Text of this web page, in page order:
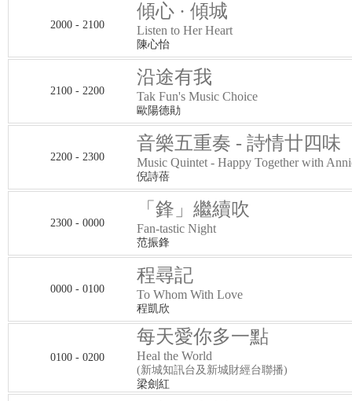
2000 - 2100
傾心 · 傾城
Listen to Her Heart
陳心怡
2100 - 2200
沿途有我
Tak Fun's Music Choice
歐陽德勛
2200 - 2300
音樂五重奏 - 詩情廿四味
Music Quintet - Happy Together with
倪詩蓓
2300 - 0000
「鋒」繼續吹
Fan-tastic Night
范振鋒
0000 - 0100
程尋記
To Whom With Love
程凱欣
0100 - 0200
每天愛你多一點
Heal the World
(新城知訊台及新城財經台聯播)
梁劍紅